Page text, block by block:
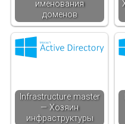
именования
доменов
Infrastructure master
— Хозяин
инфраструктуры